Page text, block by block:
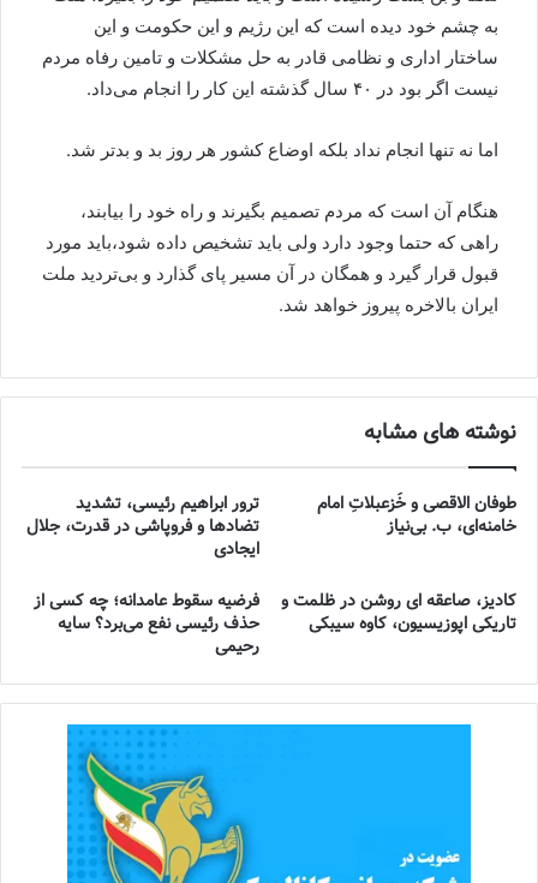
به چشم خود دیده است که این رژیم و این حکومت و این
ساختار اداری و نظامی قادر به حل مشکلات و تامین رفاه مردم
نیست اگر بود در ۴۰ سال گذشته این کار را انجام می‌داد.
اما نه تنها انجام نداد بلکه اوضاع کشور هر روز بد و بدتر شد.
هنگام آن است که مردم تصمیم بگیرند و راه خود را بیابند،
راهی که حتما وجود دارد ولی باید تشخیص داده شود،باید مورد
قبول قرار گیرد و همگان در آن مسیر پای گذارد و بی‌تردید ملت
ایران بالاخره پیروز خواهد شد.
نوشته های مشابه
طوفان الاقصی و خُزعبلاتِ امام
خامنه‌ای، ب. بی‌نیاز
ترور ابراهیم رئیسی، تشدید
تضادها و فروپاشی در قدرت، جلال
ایجادی
کادیز، صاعقه ای روشن در ظلمت و
تاریکی اپوزیسیون، کاوه سیبکی
فرضیه سقوط عامدانه؛ چه کسی از
حذف رئیسی نفع می‌برد؟ سایه
رحیمی